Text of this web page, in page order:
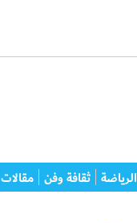
الرياضة ثقافة وفن مقالات